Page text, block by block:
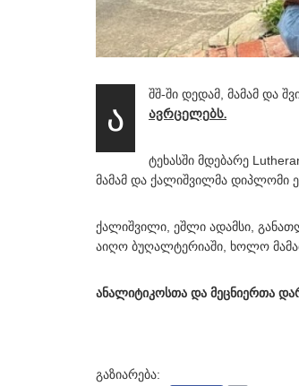
ა
შშ-ში დედამ, მამამ და
ავრცელებს.
ტეხასში მდებარე
მამამ და ქალიშვილმა დიპლომი
ქალიშვილი, ეშლი ადამსი,
აიღო ბუღალტერიაში, ხოლო
ანალიტიკოსთა და მეცნიერთა
გაზიარება: